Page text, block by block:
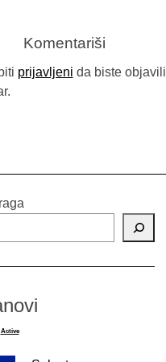
Komentariši
prijavljeni da biste objavili
Active